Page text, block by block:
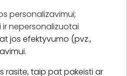
personalizavimui;
nepersonalizuotai
jos efektyvumo (pvz.,
rasite, taip pat pakeisti ar